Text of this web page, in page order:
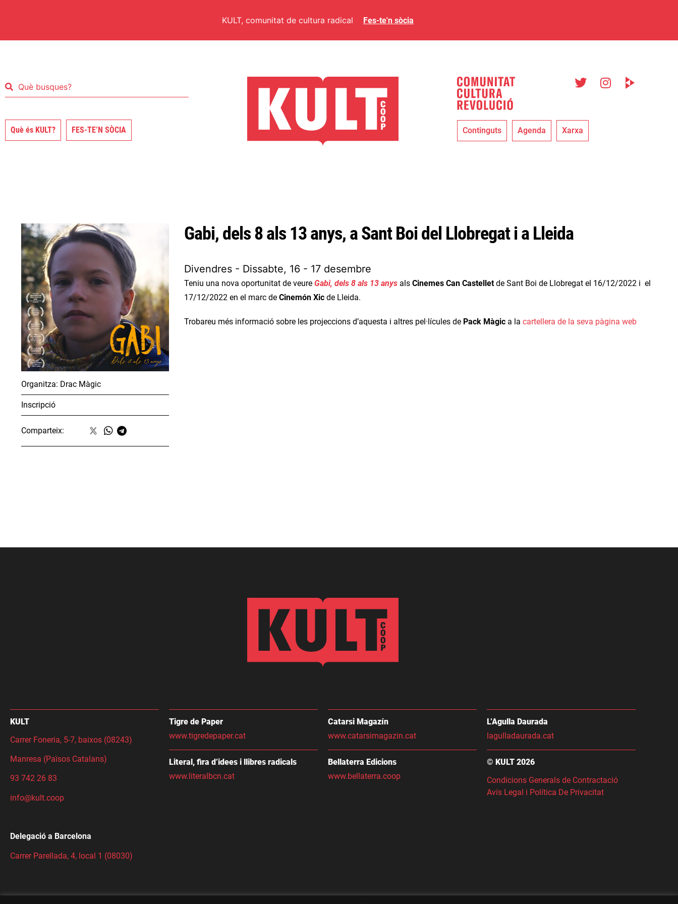
KULT, comunitat de cultura radical Fes-te'n sòcia
Què és KULT? FES-TE’N SÒCIA Continguts Agenda Xarxa
Organitza: Drac Màgic
Inscripció
Comparteix:
Gabi, dels 8 als 13 anys, a Sant Boi del Llobregat i a Lleida
Divendres - Dissabte, 16 - 17 desembre
Teniu una nova oportunitat de veure Gabi, dels 8 als 13 anysals Cinemes Can Castelletde Sant Boi de Llobregat el 16/12/2022 i el
17/12/2022 en el marc de Cinemón Xicde Lleida.
Trobareu més informació sobre les projeccions d’aquesta i altres pel·lícules de Pack Màgica la cartellera de la seva pàgina web
KULT
Carrer Foneria, 5-7, baixos (08243)
Manresa (Països Catalans)
93 742 26 83
info@kult.coop
Delegació a Barcelona
Carrer Parellada, 4, local 1 (08030)
Tigre de Paper
www.tigredepaper.cat
Literal, fira d’idees i llibres radicals
www.literalbcn.cat
Catarsi Magazín
www.catarsimagazin.cat
Bellaterra Edicions
www.bellaterra.coop
L’Agulla Daurada
lagulladaurada.cat
© KULT 2026
Condicions Generals de Contractació
Avís Legal i Política De Privacitat